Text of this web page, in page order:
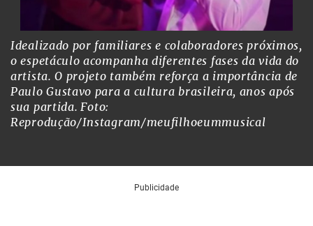
Idealizado por familiares e colaboradores próximos,
o espetáculo acompanha diferentes fases da vida do
artista. O projeto também reforça a importância de
Paulo Gustavo para a cultura brasileira, anos após
sua partida. Foto:
Reprodução/Instagram/meufilhoeummusical